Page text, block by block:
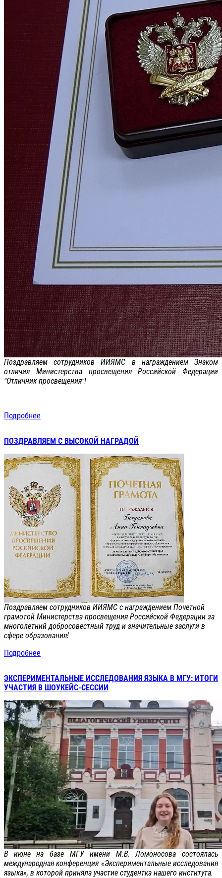
Поздравляем сотрудников ИИЯМС в награждением Знаком
отличия Министерства просвещения Российской Федерации
"Отличник просвещения"!
Подробнее
ПОЗДРАВЛЯЕМ С ВЫСОКОЙ НАГРАДОЙ
Поздравляем сотрудников ИИЯМС с награждением Почетной
грамотой Министерства просвещения Российской Федерации за
многолетний добросовестный труд и значительные заслуги в
сфере образования!
Подробнее
ЭКСПЕРИМЕНТАЛЬНЫЕ ИССЛЕДОВАНИЯ ЯЗЫКА В МГУ: ИТОГИ
УЧАСТИЯ В ШОУКЕЙС-СЕССИИ
В июне на базе МГУ имени М.В. Ломоносова состоялась
международная конференция «Экспериментальные исследования
языка», в которой приняла участие студентка нашего института.